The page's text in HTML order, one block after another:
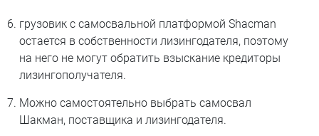
грузовик с самосвальной платформой Shacman
остается в собственности лизингодателя, поэтому
на него не могут обратить взыскание кредиторы
лизингополучателя.
Можно самостоятельно выбрать самосвал
Шакман, поставщика и лизингодателя.